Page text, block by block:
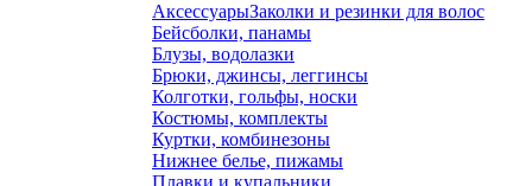
АксессуарыЗаколки и резинки для волос
Бейсболки, панамы
Блузы, водолазки
Брюки, джинсы, леггинсы
Колготки, гольфы, носки
Костюмы, комплекты
Куртки, комбинезоны
Нижнее белье, пижамы
Плавки и купальники